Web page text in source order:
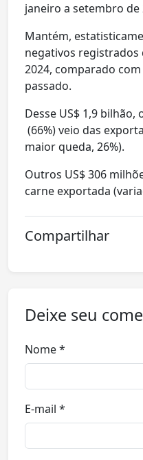
janeiro a setembro de
Mantém,
negativos registrados
2024, comparado
passado.
Desse US$ 1,9 bilhão,
(66%) veio das
maior queda, 26%).
Outros US$ 306
carne exportada
Compartilhar
Deixe seu
Nome *
E-mail *